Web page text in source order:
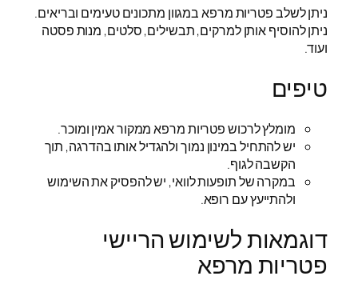
ניתן לשלב פטריות מרפא במגוון מתכונים טעימים ובריאים.
ניתן להוסיף אותן למרקים, תבשילים, סלטים, מנות פסטה
ועוד.
טיפים
מומלץ לרכוש פטריות מרפא ממקור אמין ומוכר.
יש להתחיל במינון נמוך ולהגדיל אותו בהדרגה, תוך
הקשבה לגוף.
במקרה של תופעות לוואי, יש להפסיק את השימוש
ולהתייעץ עם רופא.
דוגמאות לשימוש הריישי
פטריות מרפא